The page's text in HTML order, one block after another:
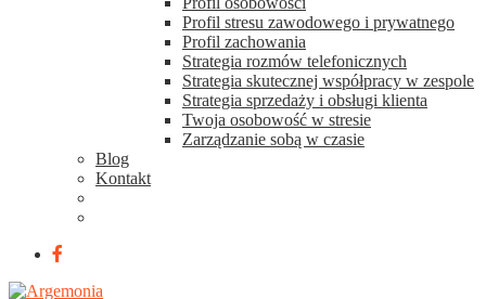
Profil stresu zawodowego i prywatnego
Profil zachowania
Strategia rozmów telefonicznych
Strategia skutecznej współpracy w zespole
Strategia sprzedaży i obsługi klienta
Twoja osobowość w stresie
Zarządzanie sobą w czasie
Blog
Kontakt